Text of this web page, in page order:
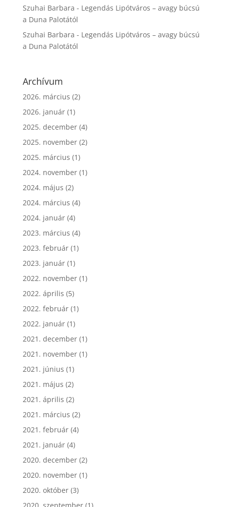
Szuhai Barbara - Legendás Lipótváros – avagy búcsú
a Duna Palotától
Szuhai Barbara - Legendás Lipótváros – avagy búcsú
a Duna Palotától
Archívum
2026. március (2)
2026. január(1)
2025. december(4)
2025. november(2)
2025. március (1)
2024. november(1)
2024. május (2)
2024. március (4)
2024. január(4)
2023. március (4)
2023. február(1)
2023. január(1)
2022. november(1)
2022. április (5)
2022. február(1)
2022. január(1)
2021. december(1)
2021. november(1)
2021. június (1)
2021. május (2)
2021. április (2)
2021. március (2)
2021. február(4)
2021. január(4)
2020. december(2)
2020. november(1)
2020. október(3)
2020. szeptember(1)